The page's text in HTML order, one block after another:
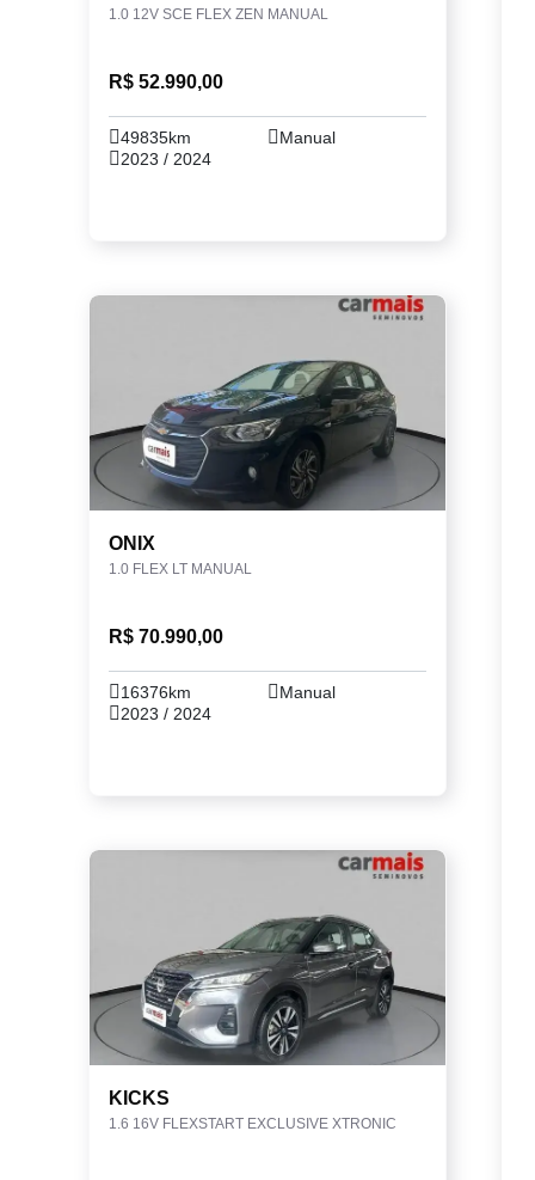
1.0 12V SCE FLEX ZEN MANUAL
R$ 52.990,00
49835km
Manual
2023 / 2024
ONIX
1.0 FLEX LT MANUAL
R$ 70.990,00
16376km
Manual
2023 / 2024
KICKS
1.6 16V FLEXSTART EXCLUSIVE XTRONIC